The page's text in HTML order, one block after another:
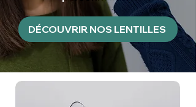
DÉCOUVRIR NOS LENTILLES